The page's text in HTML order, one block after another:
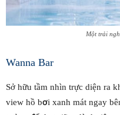
Một trải
Wanna Bar
Sở hữu tầm nhìn trực diện ra
view hồ bơi xanh mát ngay